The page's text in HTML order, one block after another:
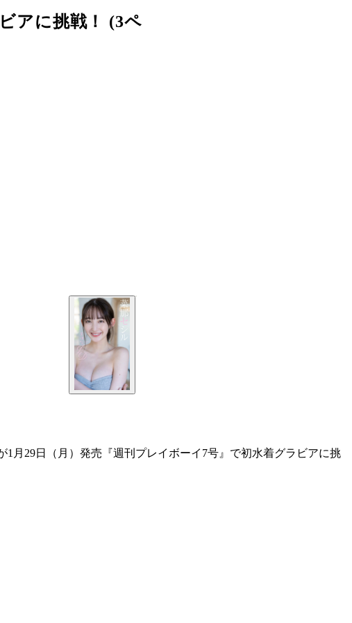
アに挑戦！ (3ペ
月29日（月）発売『週刊プレイボーイ7号』で初水着グラビアに挑